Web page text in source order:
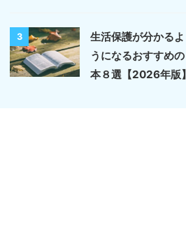
3
生活保護が分かるよ
うになるおすすめの
本８選【2026年版】